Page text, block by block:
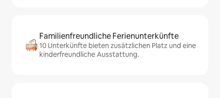
Familienfreundliche Ferienunterkünfte
10 Unterkünfte bieten zusätzlichen Platz und eine
kinderfreundliche Ausstattung.